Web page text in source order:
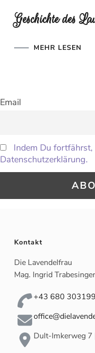
Geschichte des
MEHR LESEN
Email
Indem Du
Datenschutzerklärung.
Kontakt
Die Lavendelfrau
Mag. Ingrid Trabesinger
+43 680
Dult-Imkerweg